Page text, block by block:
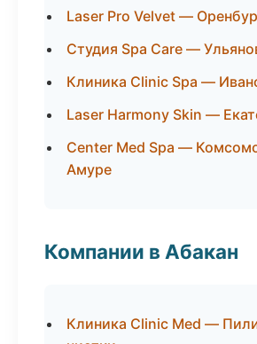
Laser Pro Velvet —
Студия Spa Care —
Клиника Clinic Spa —
Laser Harmony Skin —
Center Med Spa —
Амуре
Компании в Абакан
Клиника Clinic Med —